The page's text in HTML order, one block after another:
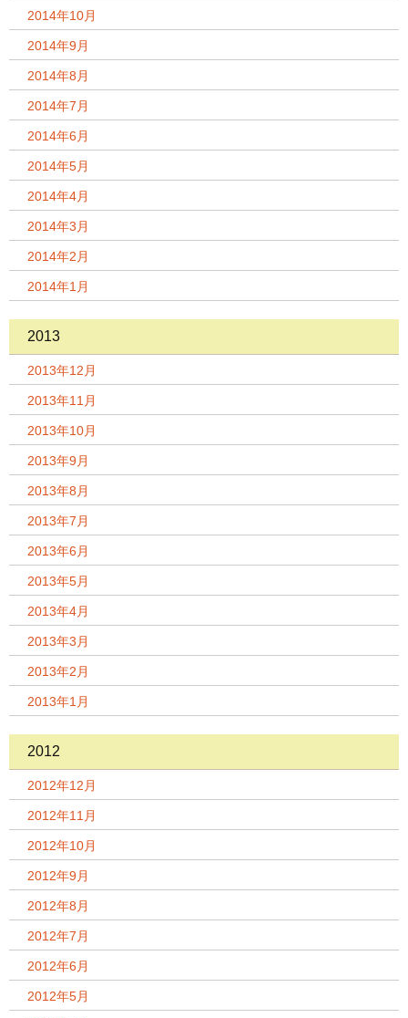
2014年10月
2014年9月
2014年8月
2014年7月
2014年6月
2014年5月
2014年4月
2014年3月
2014年2月
2014年1月
2013
2013年12月
2013年11月
2013年10月
2013年9月
2013年8月
2013年7月
2013年6月
2013年5月
2013年4月
2013年3月
2013年2月
2013年1月
2012
2012年12月
2012年11月
2012年10月
2012年9月
2012年8月
2012年7月
2012年6月
2012年5月